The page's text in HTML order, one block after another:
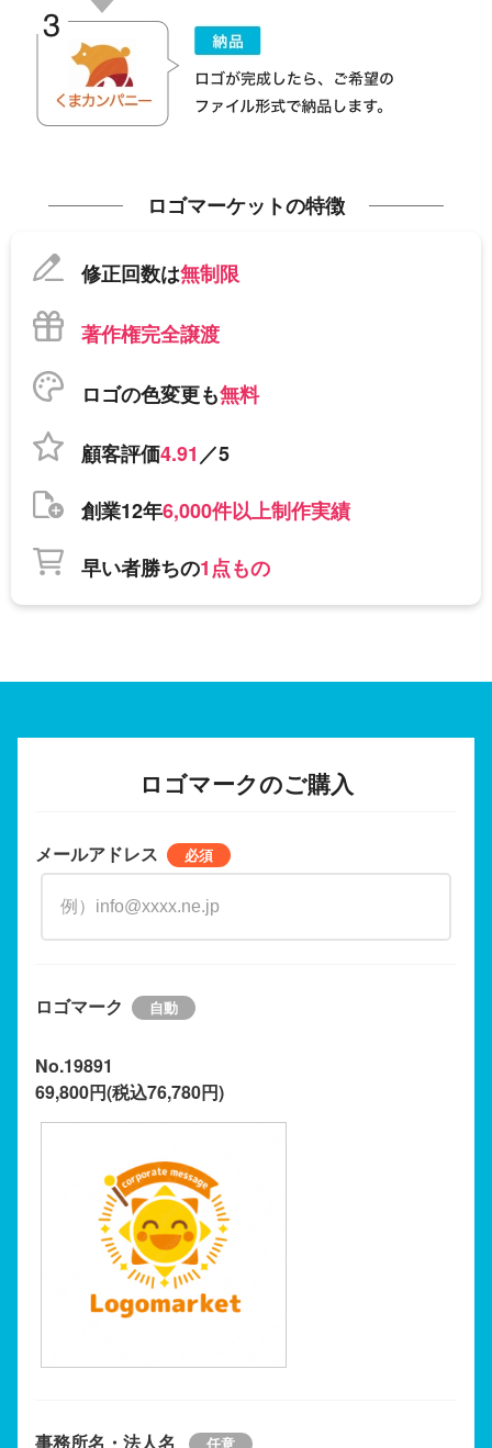
ロゴマーケットの特徴
修正回数は無制限
著作権完全譲渡
ロゴの色変更も無料
顧客評価4.91／5
創業12年6,000件以上制作実績
早い者勝ちの1点もの
ロゴマークのご購入
メールアドレス
ロゴマーク
No.19891
69,800円(税込76,780円)
事務所名・法人名